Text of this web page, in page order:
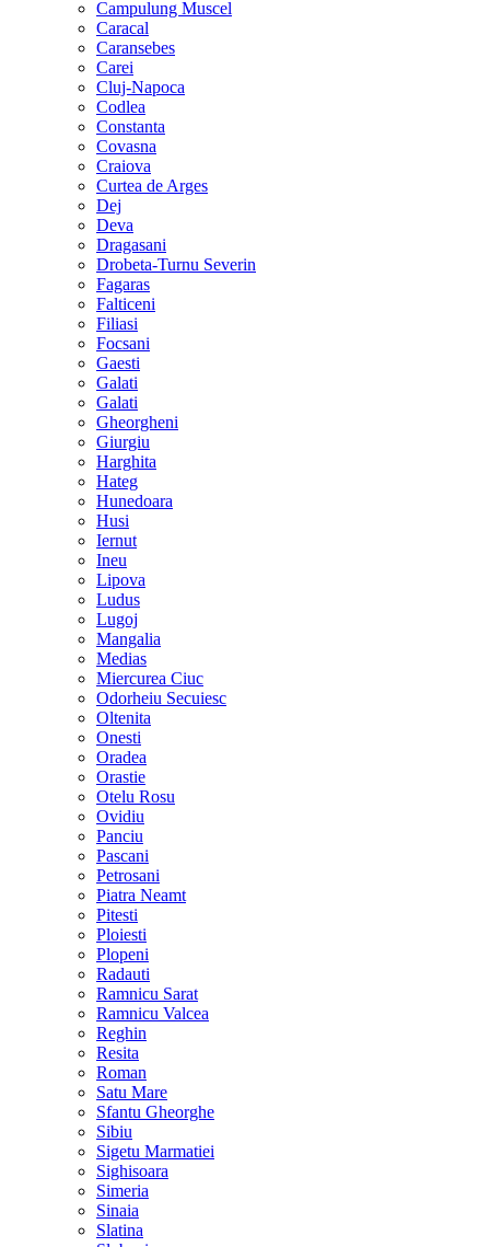
Campulung Muscel
Caracal
Caransebes
Carei
Cluj-Napoca
Codlea
Constanta
Covasna
Craiova
Curtea de Arges
Dej
Deva
Dragasani
Drobeta-Turnu Severin
Fagaras
Falticeni
Filiasi
Focsani
Gaesti
Galati
Galati
Gheorgheni
Giurgiu
Harghita
Hateg
Hunedoara
Husi
Iernut
Ineu
Lipova
Ludus
Lugoj
Mangalia
Medias
Miercurea Ciuc
Odorheiu Secuiesc
Oltenita
Onesti
Oradea
Orastie
Otelu Rosu
Ovidiu
Panciu
Pascani
Petrosani
Piatra Neamt
Pitesti
Ploiesti
Plopeni
Radauti
Ramnicu Sarat
Ramnicu Valcea
Reghin
Resita
Roman
Satu Mare
Sfantu Gheorghe
Sibiu
Sigetu Marmatiei
Sighisoara
Simeria
Sinaia
Slatina